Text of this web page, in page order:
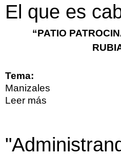
El que es
“PATIO
Tema:
Manizales
Leer más